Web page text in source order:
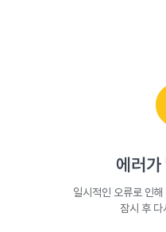
에러가
일시적인 오류로 인
잠시 후 다